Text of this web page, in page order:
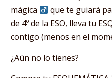
mágica ‍
que te guiará
de 4º de la ESO, lleva tu
contigo (menos en el
¿Aún no lo tienes?